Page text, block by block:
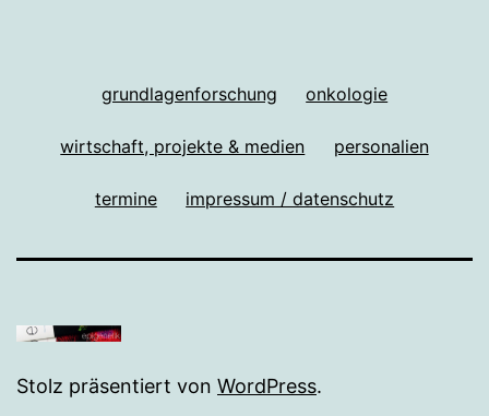
grundlagenforschung onkologie
wirtschaft, projekte & medien personalien
termine impressum / datenschutz
Stolz präsentiert von WordPress.